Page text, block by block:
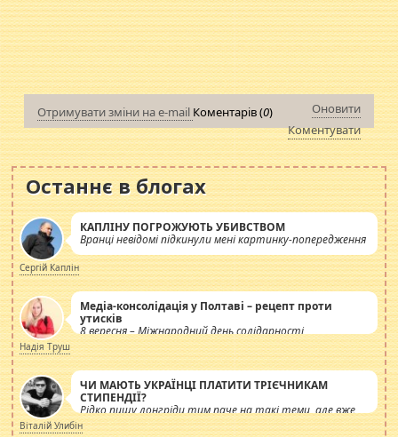
Отримувати зміни на e-mail Коментарів (0)
Оновити
Коментувати
Останнє в блогах
КАПЛІНУ ПОГРОЖУЮТЬ УБИВСТВОМ
Вранці невідомі підкинули мені картинку-попередження
Сергій Каплін
Медіа-консолідація у Полтаві – рецепт проти
утисків
8 вересня – Міжнародний день солідарності
журналістів.
Надія Труш
ЧИ МАЮТЬ УКРАЇНЦІ ПЛАТИТИ ТРІЄЧНИКАМ
СТИПЕНДІЇ?
Рідко пишу лонгріди тим паче на такі теми, але вже
просто дістало! Обурюють сьогоднішні інсенуації
Віталій Улибін